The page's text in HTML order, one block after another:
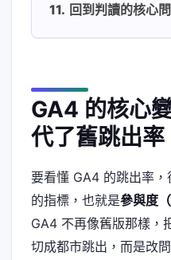
回到判讀的核心
GA4 的核心
代了舊跳出率
要看懂 GA4 的跳出率
的指標，也就是參與度
GA4 不再像舊版那樣，
切成都市跳出，而是改